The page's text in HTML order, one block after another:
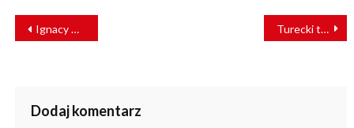
NAWIGACJA
WPISU
Ignacy Góra: Kolej realną alternatywą transportu drogowego [WYWIAD] Turecki tramwaj Bozankaya na InnoTrans w Berlinie
Dodaj komentarz